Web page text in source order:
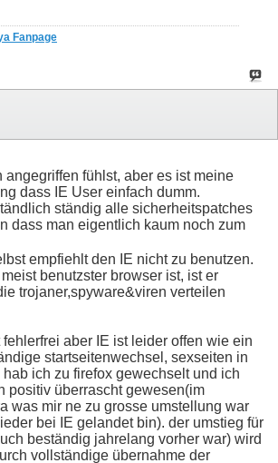
Fanpage
angegriffen fühlst, aber es ist meine
dass IE User einfach dumm.
ständig alle sicherheitspatches
dass man eigentlich kaum noch zum
empfiehlt den IE nicht zu benutzen.
benutzster browser ist, ist er
trojaner,spyware&viren verteilen
fehlerfrei aber IE ist leider offen wie ein
startseitenwechsel, sexseiten in
ich zu firefox gewechselt und ich
positiv überrascht gewesen(im
was mir ne zu grosse umstellung war
bei IE gelandet bin). der umstieg für
beständig jahrelang vorher war) wird
vollständige übernahme der